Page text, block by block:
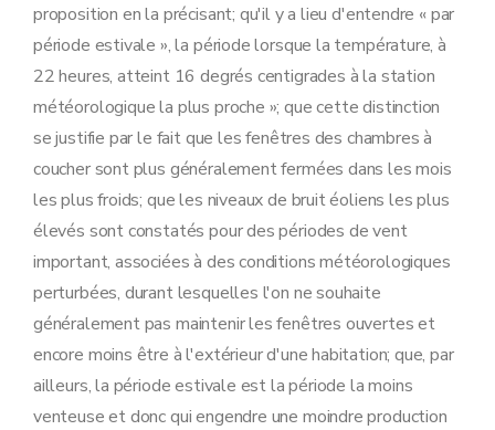
proposition en la précisant; qu'il y a lieu d'entendre « par
période estivale », la période lorsque la température, à
22 heures, atteint 16 degrés centigrades à la station
météorologique la plus proche »; que cette distinction
se justifie par le fait que les fenêtres des chambres à
coucher sont plus généralement fermées dans les mois
les plus froids; que les niveaux de bruit éoliens les plus
élevés sont constatés pour des périodes de vent
important, associées à des conditions météorologiques
perturbées, durant lesquelles l'on ne souhaite
généralement pas maintenir les fenêtres ouvertes et
encore moins être à l'extérieur d'une habitation; que, par
ailleurs, la période estivale est la période la moins
venteuse et donc qui engendre une moindre production